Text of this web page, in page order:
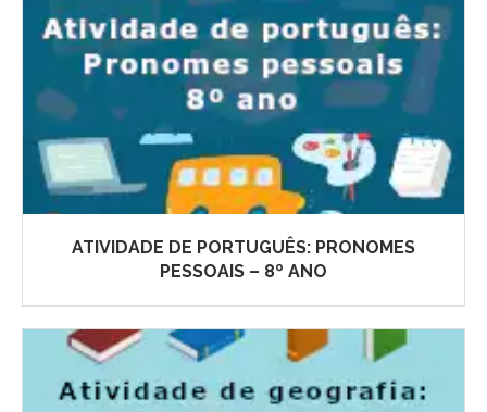
ATIVIDADE DE PORTUGUÊS: PRONOMES
PESSOAIS – 8º ANO